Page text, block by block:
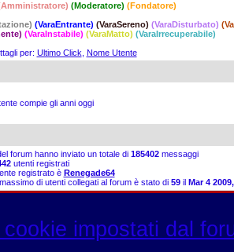
(Moderatore) (Fondatore)
(VaraEntrante) (VaraSereno) (VaraDisturbato)
(VaraInstabile) (VaraMatto) (VaraIrrecuperabile)
per: Ultimo Click Nome Utente
compie gli anni oggi
forum hanno inviato un totale di 185402messaggi
utenti registrati
registrato è Renegade64
di utenti collegati al forum è stato di 59il Mar 4
impostati dal